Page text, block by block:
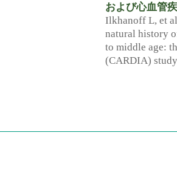
および心血管
Ilkhanoff L, et
natural history
to middle age:
(CARDIA)